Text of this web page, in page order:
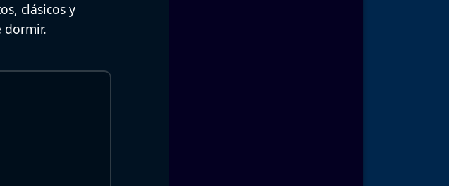
clásicos y
dormir.